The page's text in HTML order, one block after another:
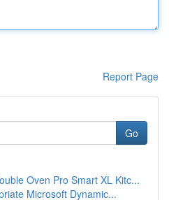
Report Page
Go
Oven Pro Smart XL Kitc...
Microsoft Dynamic...